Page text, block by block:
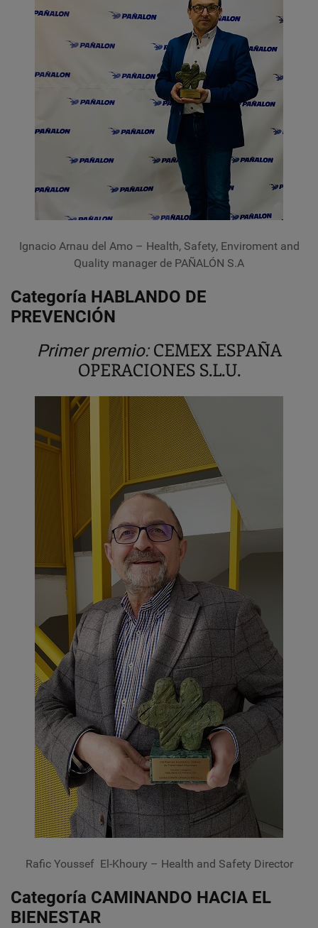
Ignacio Arnau del Amo – Health, Safety, Enviroment and
Quality manager de PAÑALÓN S.A
Categoría HABLANDO DE
PREVENCIÓN
Primer premio: CEMEX ESPAÑA
OPERACIONES S.L.U.
Rafic Youssef El-Khoury – Health and Safety Director
Categoría CAMINANDO HACIA EL
BIENESTAR